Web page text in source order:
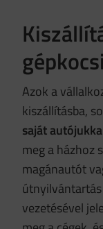
Azok a
kiszállításba,
saját
meg a házhoz
magánautót
vezetésével